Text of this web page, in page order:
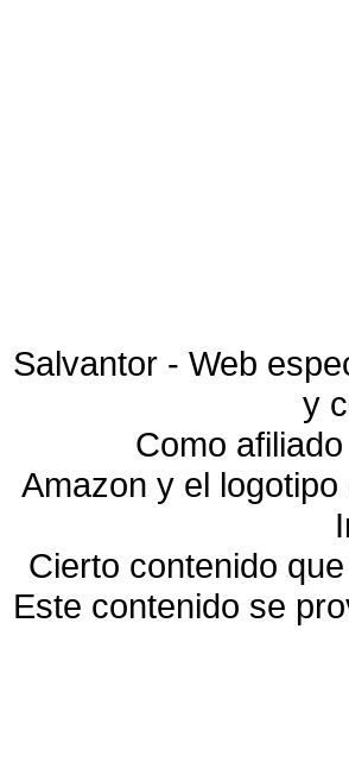
Salvantor - Web
y
Como
Amazon y el
Cierto contenido
Este contenido se